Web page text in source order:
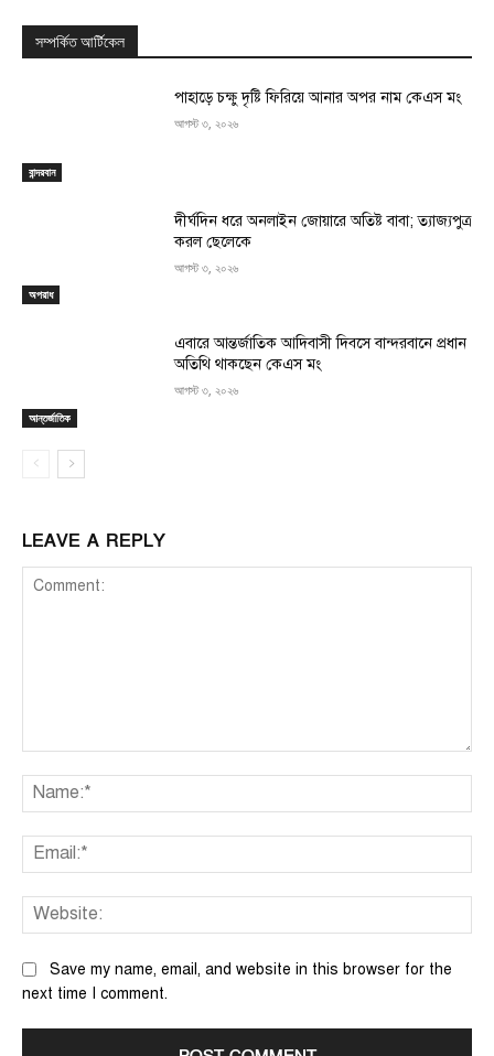
সম্পর্কিত আর্টিকেল
বান্দরবান
পাহাড়ে চক্ষু দৃষ্টি ফিরিয়ে আনার অপর নাম কেএস মং
আগস্ট ৩, ২০২৬
অপরাধ
দীর্ঘদিন ধরে অনলাইন জোয়ারে অতিষ্ট বাবা; ত্যাজ্যপুত্র
করল ছেলেকে
আগস্ট ৩, ২০২৬
আন্তর্জাতিক
এবারে আন্তর্জাতিক আদিবাসী দিবসে বান্দরবানে প্রধান
অতিথি থাকছেন কেএস মং
আগস্ট ৩, ২০২৬
LEAVE A REPLY
Save my name, email, and website in this browser for the
next time I comment.